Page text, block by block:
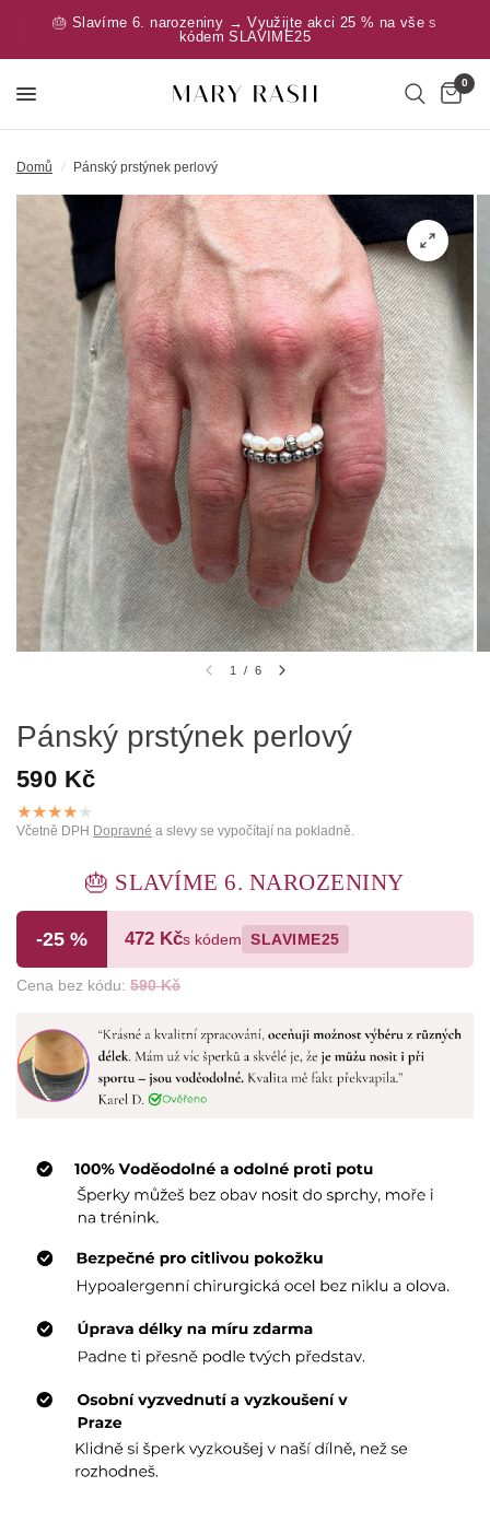
🎂 Slavíme 6. narozeniny → Využijte akci 25 % na vše s
kódem SLAVIME25
0
Domů / Pánský prstýnek perlový
1 / 6
Pánský prstýnek perlový
590 Kč
Včetně DPH Dopravné a slevy se vypočítají na pokladně.
🎂 SLAVÍME 6. NAROZENINY
-25 % 472 Kčs kódem SLAVIME25
Cena bez kódu:590 Kč